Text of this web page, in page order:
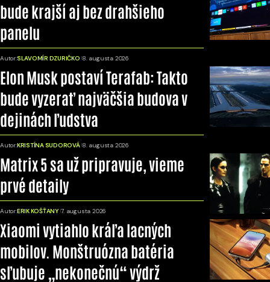
bude krajší aj bez drahšieho
panelu
Autor:SLAVOMÍR DZURIČKO 8. augusta 2026
Elon Musk postaví Terafab: Takto
bude vyzerať najväčšia budova v
dejinách ľudstva
Autor:KRISTÍNA SUDOROVÁ 8. augusta 2026
Matrix 5 sa už pripravuje, vieme
prvé detaily
Autor:ERIK KOŠŤANY 7. augusta 2026
Xiaomi vytiahlo kráľa lacných
mobilov. Monštruózna batéria
sľubuje „nekonečnú“ výdrž